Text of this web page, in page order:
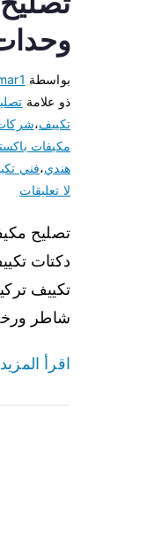
بواسطة
ذو علامة
تكييف،
مكيفات
هندي،فني
لا تعليقات
دكتات
تكييف
شاطر
اقرأ المزيد